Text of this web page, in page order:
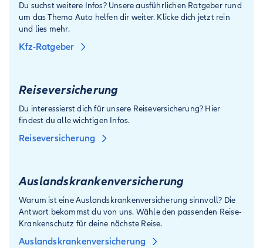
Du suchst weitere Infos? Unsere ausführlichen Ratgeber rund
um das Thema Auto helfen dir weiter. Klicke dich jetzt rein
und lies mehr.
Kfz-Ratgeber
Reiseversicherung
Du interessierst dich für unsere Reiseversicherung? Hier
findest du alle wichtigen Infos.
Reiseversicherung
Auslandskranken­versicherung
Warum ist eine Auslandskrankenversicherung sinnvoll? Die
Antwort bekommst du von uns. Wähle den passenden Reise-
Krankenschutz für deine nächste Reise.
Auslandskrankenversicherung